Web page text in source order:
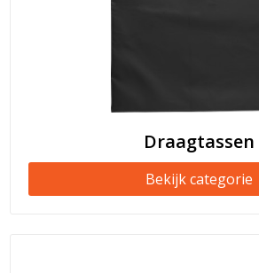
Draagtassen
Bekijk categorie